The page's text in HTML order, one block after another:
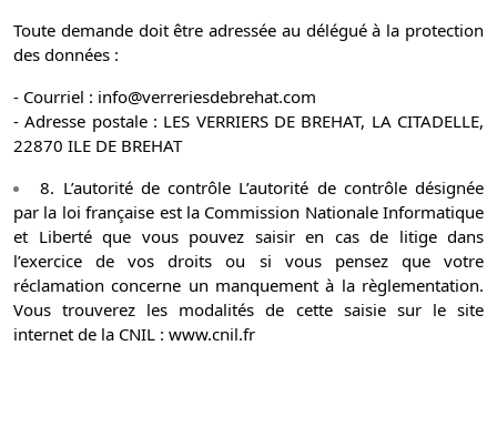
Toute demande doit être adressée au délégué à la protection
des données :
- Courriel : info@verreriesdebrehat.com
- Adresse postale : LES VERRIERS DE BREHAT, LA CITADELLE,
22870 ILE DE BREHAT
8. L’autorité de contrôle L’autorité de contrôle désignée
par la loi française est la Commission Nationale Informatique
et Liberté que vous pouvez saisir en cas de litige dans
l’exercice de vos droits ou si vous pensez que votre
réclamation concerne un manquement à la règlementation.
Vous trouverez les modalités de cette saisie sur le site
internet de la CNIL : www.cnil.fr